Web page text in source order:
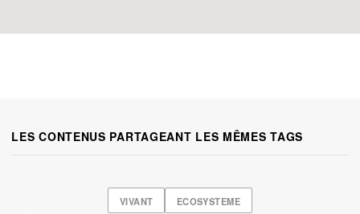
LES CONTENUS PARTAGEANT LES MÊMES TAGS
VIVANT ECOSYSTEME